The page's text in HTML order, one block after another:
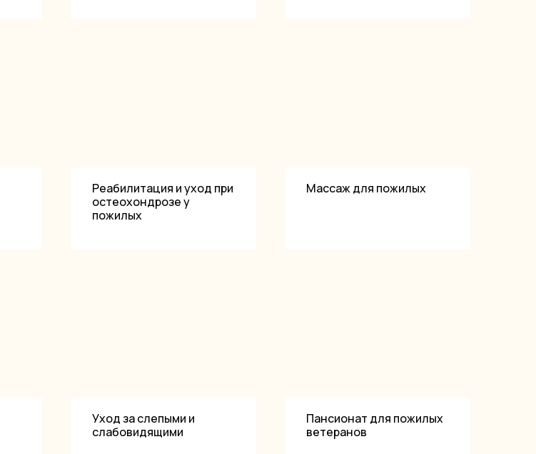
Реабилитация и уход при
остеохондрозе у
пожилых
Массаж для пожилых
Уход за слепыми и
слабовидящими
Пансионат для пожилых
ветеранов